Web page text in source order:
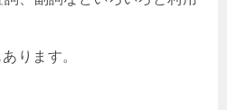
ります。